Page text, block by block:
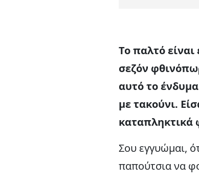
Το παλτό
σεζόν
αυτό το ένδυμα
με τακούνι.
καταπληκτικά
Σου εγγυώμαι,
παπούτσια να